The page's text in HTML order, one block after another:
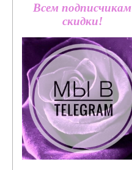
Всем подписчикам
скидки!